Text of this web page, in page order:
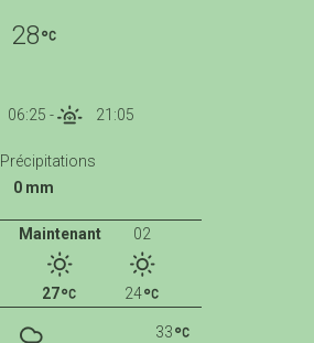
28
06:25 - 21:05
Précipitations
0 mm
Maintenant
27
02
24
33